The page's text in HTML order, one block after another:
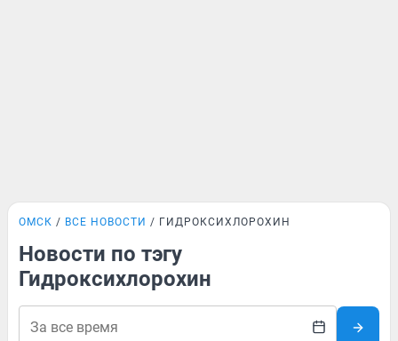
ОМСК ВСЕ НОВОСТИ ГИДРОКСИХЛОРОХИН
Новости по тэгу
Гидроксихлорохин